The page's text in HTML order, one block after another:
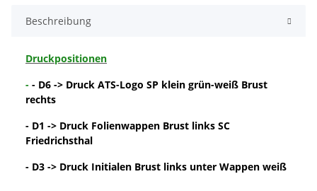
Beschreibung
Druckpositionen
- - D6 -> Druck ATS-Logo SP klein grün-weiß Brust
rechts
- D1 -> Druck Folienwappen Brust links SC
Friedrichsthal
- D3 -> Druck Initialen Brust links unter Wappen weiß